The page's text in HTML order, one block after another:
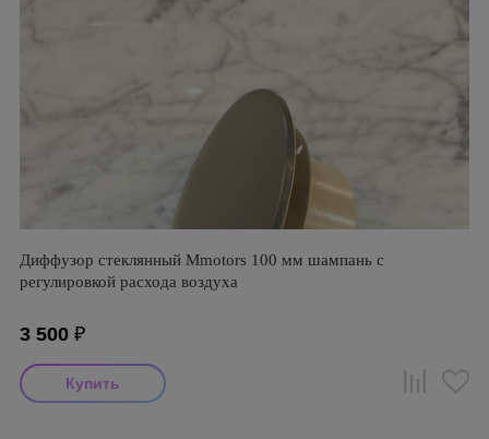
Диффузор стеклянный Mmotors 100 мм шампань с
регулировкой расхода воздуха
3 500 ₽